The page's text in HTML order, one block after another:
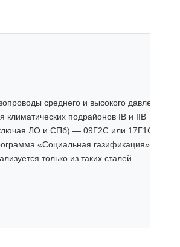
среднего и высокого давления.
климатических подрайонов IВ и IIВ
ЛО и СПб) — 09Г2С или 17Г1С.
«Социальная газификация» в ЛО
только из таких сталей.